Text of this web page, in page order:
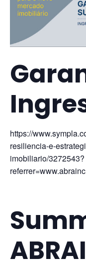
https://
resiliencia-e-
imobiliario/3272543?